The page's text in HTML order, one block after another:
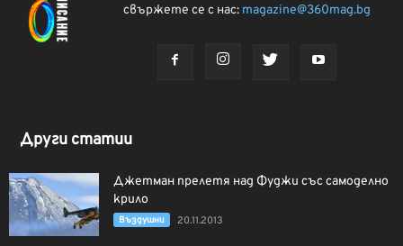
свържете се с нас: magazine@360mag.bg
Други статии
Джетман прелетя над Фуджи със самоделно
крило
Въздушни 20.11.2013